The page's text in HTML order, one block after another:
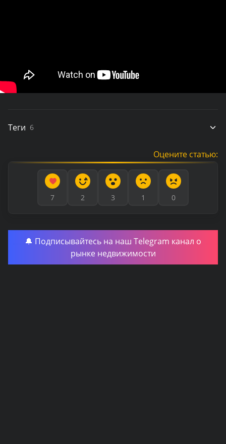
Теги 6
Оцените статью:
7 2 3 1 0
🔔 Подписывайтесь на наш Telegram канал о
рынке недвижимости